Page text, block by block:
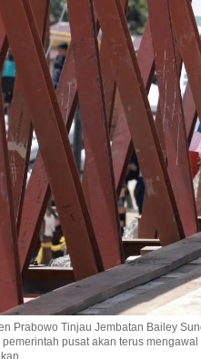
Prabowo Tinjau Jembatan Bailey
pusat akan terus